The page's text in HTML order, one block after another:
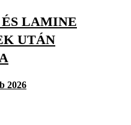
LAMINE
UTÁN
2026